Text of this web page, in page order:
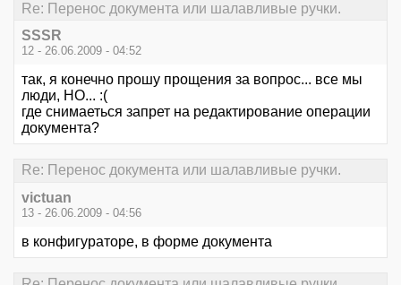
Re: Перенос документа или шалавливые ручки.
SSSR
12 - 26.06.2009 - 04:52
так, я конечно прошу прощения за вопрос... все мы
люди, НО... :(
где снимаеться запрет на редактирование операции
документа?
Re: Перенос документа или шалавливые ручки.
victuan
13 - 26.06.2009 - 04:56
в конфигураторе, в форме документа